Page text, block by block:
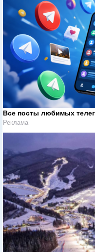
Все посты любимых
Реклама